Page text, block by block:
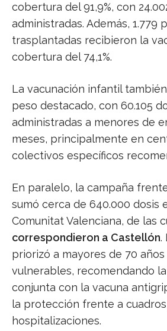
cobertura del 91,9%, con
administradas. Además, 1.779
trasplantadas recibieron la
cobertura del 74,1%.
La vacunación infantil
peso destacado, con 60.105
administradas a menores de
meses, principalmente en
colectivos específicos
En paralelo, la campaña
sumó cerca de 640.000 dosis
Comunitat Valenciana, de las
correspondieron a Castellón.
priorizó a mayores de 70
vulnerables, recomendando
conjunta con la vacuna
la protección frente a
hospitalizaciones.